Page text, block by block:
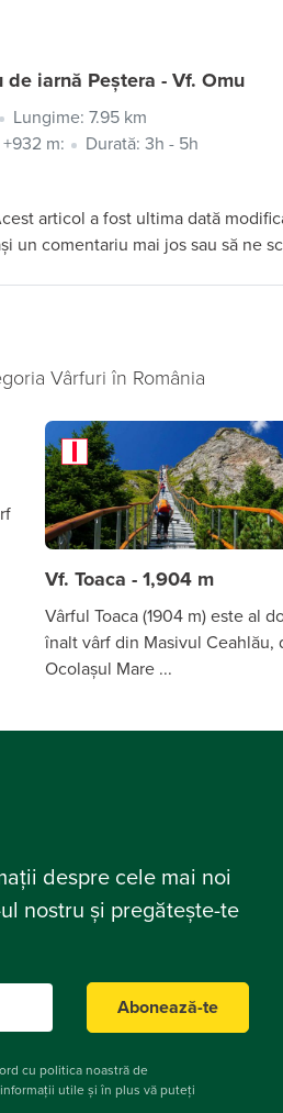
de iarnă Peștera - Vf. Omu
Lungime: 7.95 km
m:
Durată: 3h - 5h
articol a fost ultima dată
un comentariu mai jos sau să ne
Vârfuri în România
Vf. Toaca - 1,904 m
Vârful Toaca (1904 m) este al
înalt vârf din Masivul Ceahlău,
Ocolașul Mare ...
despre cele mai noi
nostru și pregătește-te
Abonează-te
cu politica noastră de
utile și în plus vă puteți